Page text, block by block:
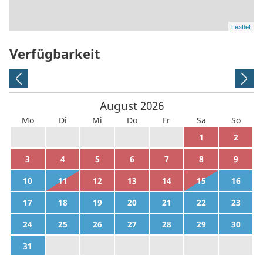
Leaflet
Verfügbarkeit
August 2026
Mo Di Mi Do Fr Sa
So
1
2
3
4 5 6 7 8
9
10
11 12 13 14 15
16
17
18 19 20 21 22
23
24
25 26 27 28 29
30
31